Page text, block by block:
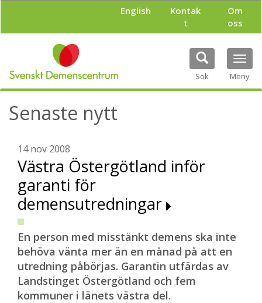
l
English
Kontak
t
Om
oss
Sök Meny
Senaste nytt
14 nov 2008
Västra Östergötland inför
garanti för
demensutredningar
En person med misstänkt demens ska inte
behöva vänta mer än en månad på att en
utredning påbörjas. Garantin utfärdas av
Landstinget Östergötland och fem
kommuner i länets västra del.